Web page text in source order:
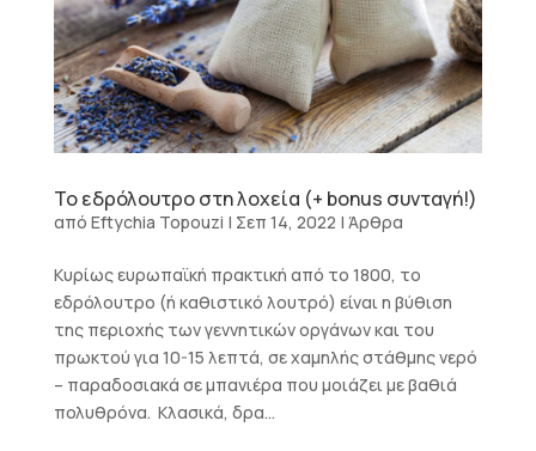
Το εδρόλουτρο στη λοχεία (+ bonus συνταγή!)
από Eftychia Topouzi | Σεπ 14, 2022 | Άρθρα
Κυρίως ευρωπαϊκή πρακτική από το 1800, το
εδρόλουτρο (ή καθιστικό λουτρό) είναι η βύθιση
της περιοχής των γεννητικών οργάνων και του
πρωκτού για 10-15 λεπτά, σε χαμηλής στάθμης νερό
– παραδοσιακά σε μπανιέρα που μοιάζει με βαθιά
πολυθρόνα. Κλασικά, δρα...